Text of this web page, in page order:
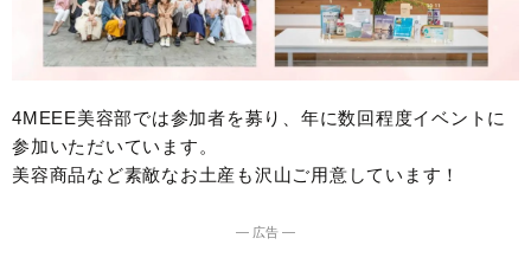
4MEEE美容部では参加者を募り、年に数回程度イベントに
参加いただいています。
美容商品など素敵なお土産も沢山ご用意しています！
― 広告 ―